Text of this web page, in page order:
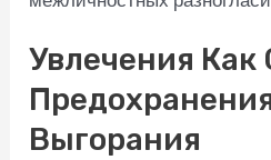
Увлечения Как
Выгорания